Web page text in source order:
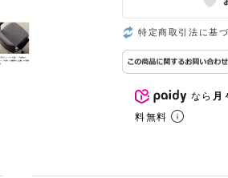
特定商取引法に基
なら
料無料